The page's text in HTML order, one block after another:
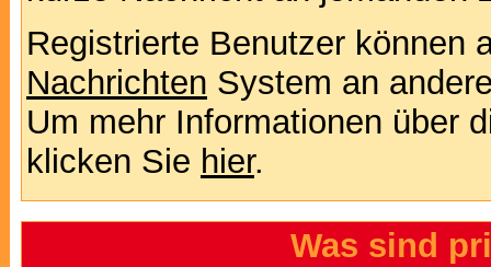
Registrierte Benutzer können
Nachrichten System an
Um mehr Informationen über
klicken Sie hier.
Was sind